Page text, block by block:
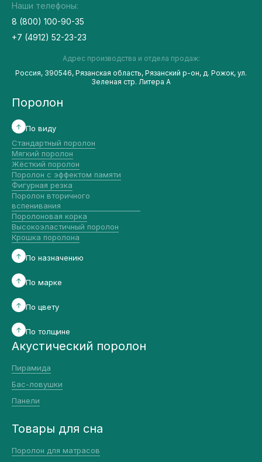
Наши телефоны:
8 (800) 100-90-35
+7 (4912) 52-23-23
Адрес производства и отдела продаж:
Россия, 390546, Рязанская область, Рязанский р-он, д. Рожок, ул.
Зеленая стр. Литера А
Поролон
По виду
Стандартный поролон
Мягкий поролон
Жёсткий поролон
Поролон с эффектом памяти
Фигурная резка
Поролон вторичного
вспенивания
Поролоновая корка
Высокоэластичный поролон
Крошка поролона
По назначению
По марке
По цвету
По толщине
Акустический поролон
Пирамида
Бас-ловушки
Панели
Товары для сна
Поролон для матрасов